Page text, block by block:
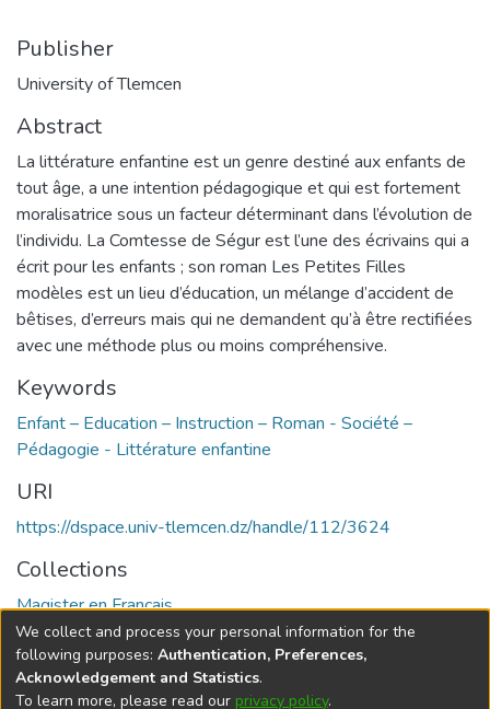
Publisher
University of Tlemcen
Abstract
La littérature enfantine est un genre destiné aux enfants de
tout âge, a une intention pédagogique et qui est fortement
moralisatrice sous un facteur déterminant dans l’évolution de
l’individu. La Comtesse de Ségur est l’une des écrivains qui a
écrit pour les enfants ; son roman Les Petites Filles
modèles est un lieu d’éducation, un mélange d’accident de
bêtises, d’erreurs mais qui ne demandent qu’à être rectifiées
avec une méthode plus ou moins compréhensive.
Keywords
Enfant – Education – Instruction – Roman - Société –
Pédagogie - Littérature enfantine
URI
https://dspace.univ-tlemcen.dz/handle/112/3624
Collections
Magister en Français
Full item page
We collect and process your personal information for the
following purposes: Authentication, Preferences,
Acknowledgement and Statistics.
To learn more, please read our privacy policy.